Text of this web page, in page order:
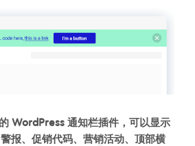
WordPress 通知栏插件，可以显示
报、促销代码、营销活动、顶部横